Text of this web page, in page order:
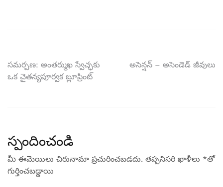
టపా
నావిగేషన్
సమర్పణ: అంతర్ముఖ స్వేచ్ఛకు
ఒక చైతన్యపూర్వక బ్లూప్రింట్
అసెన్షన్ – అసెండెడ్ జీవులు
స్పందించండి
మీ ఈమెయిలు చిరునామా ప్రచురించబడదు. తప్పనిసరి ఖాళీలు *‌తో
గుర్తించబడ్డాయి